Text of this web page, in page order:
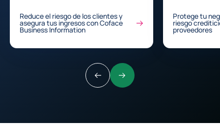
Reduce el riesgo de los clientes y
asegura tus ingresos con Coface
Business Information
Protege tu
riesgo
proveedores
AnteriorSiguiente